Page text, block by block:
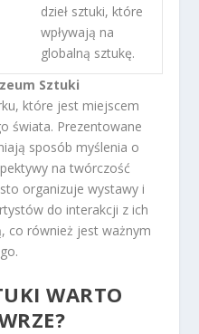
dzieł sztuki, które
wpływają na
globalną sztukę.
Sztuki
które jest miejscem
świata. Prezentowane
sposób myślenia o
na twórczość
organizuje wystawy i
do interakcji z ich
co również jest ważnym
WARTO